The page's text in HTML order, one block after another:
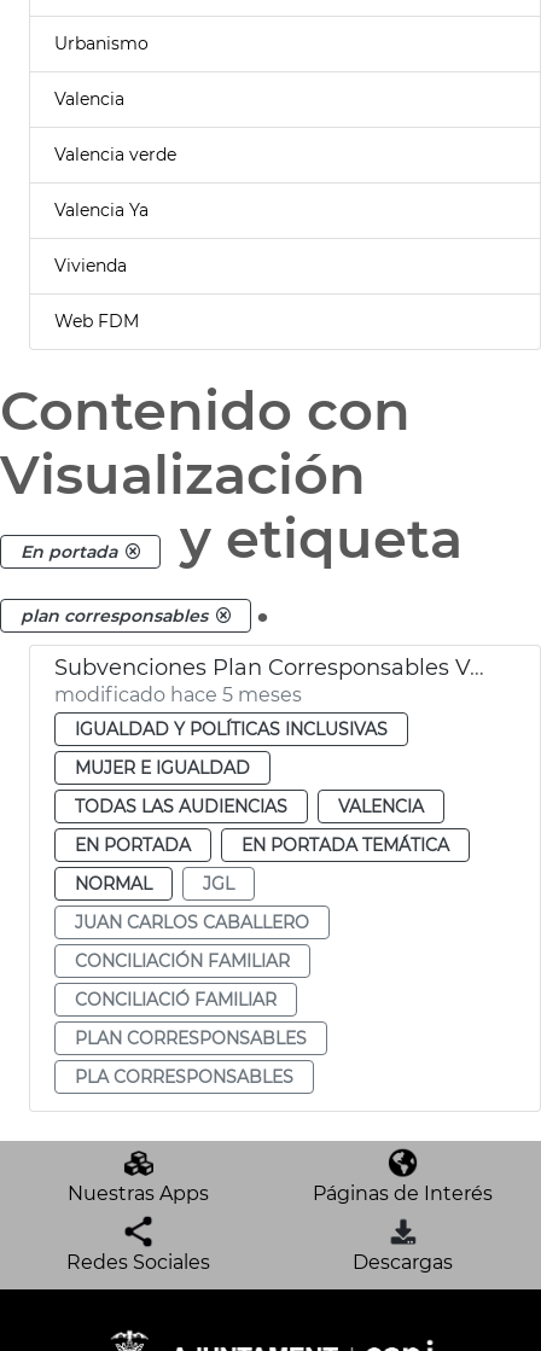
Urbanismo
Valencia
Valencia verde
Valencia Ya
Vivienda
Web FDM
Contenido con
Visualización
En portada y etiqueta
plan corresponsables .
Subvenciones Plan Corresponsables València
modificado hace 5 meses
IGUALDAD Y POLÍTICAS INCLUSIVAS
MUJER E IGUALDAD
TODAS LAS AUDIENCIAS
VALENCIA
EN PORTADA
EN PORTADA TEMÁTICA
NORMAL
JGL
JUAN CARLOS CABALLERO
CONCILIACIÓN FAMILIAR
CONCILIACIÓ FAMILIAR
PLAN CORRESPONSABLES
PLA CORRESPONSABLES
Nuestras Apps Páginas de Interés
Redes Sociales Descargas